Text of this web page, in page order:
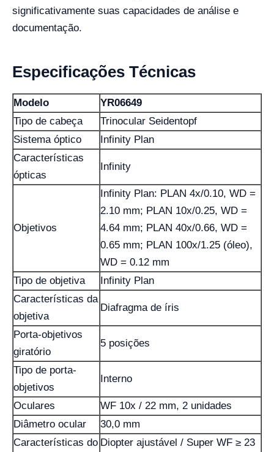
significativamente suas capacidades de análise e
documentação.
Especificações Técnicas
Modelo
YR06649
Tipo de cabeça
Trinocular Seidentopf
Sistema óptico
Infinity Plan
Características
ópticas
Infinity
Objetivos
Infinity Plan: PLAN 4x/0.10, WD =
2.10 mm; PLAN 10x/0.25, WD =
4.64 mm; PLAN 40x/0.66, WD =
0.65 mm; PLAN 100x/1.25 (óleo),
WD = 0.12 mm
Tipo de objetiva
Infinity Plan
Características da
objetiva
Diafragma de íris
Porta-objetivos
giratório
5 posições
Tipo de porta-
objetivos
Interno
Oculares
WF 10x / 22 mm, 2 unidades
Diâmetro ocular
30,0 mm
Características do Diopter ajustável / Super WF ≥ 23